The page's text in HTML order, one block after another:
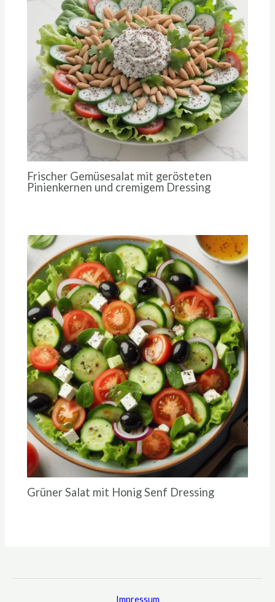
Frischer Gemüsesalat mit gerösteten
Pinienkernen und cremigem Dressing
Grüner Salat mit Honig Senf Dressing
Impressum